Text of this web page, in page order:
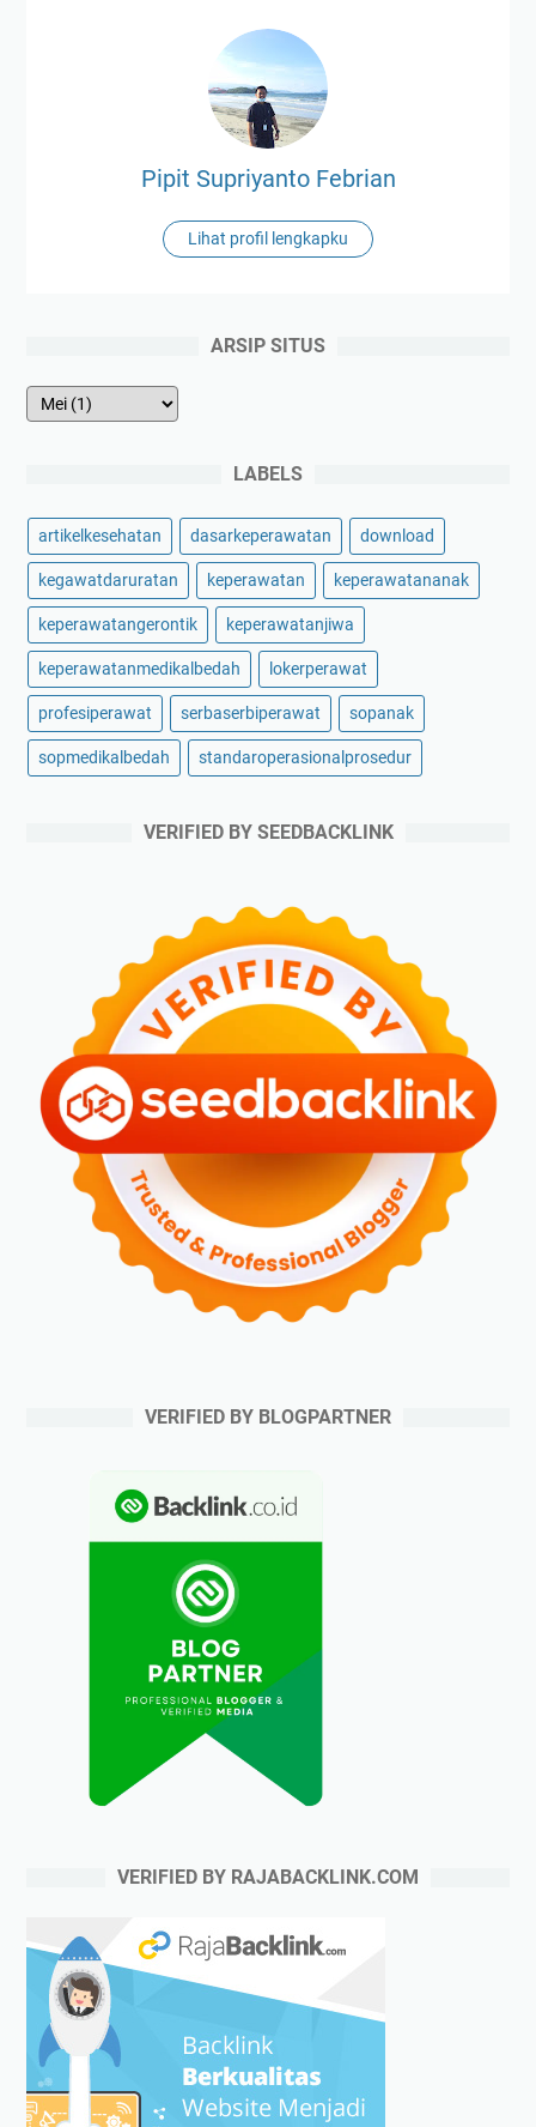
Pipit Supriyanto Febrian
Lihat profil lengkapku
ARSIP SITUS
LABELS
artikelkesehatan dasarkeperawatan download
kegawatdaruratan keperawatan keperawatananak
keperawatangerontik keperawatanjiwa
keperawatanmedikalbedah lokerperawat
profesiperawat serbaserbiperawat sopanak
sopmedikalbedah standaroperasionalprosedur
VERIFIED BY SEEDBACKLINK
VERIFIED BY BLOGPARTNER
VERIFIED BY RAJABACKLINK.COM